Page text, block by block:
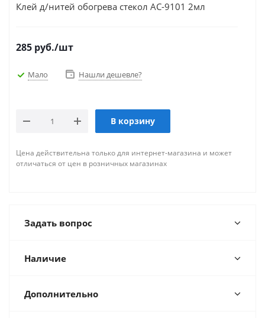
Клей д/нитей обогрева стекол АС-9101 2мл
285 руб./шт
Мало Нашли дешевле?
В корзину
Цена действительна только для интернет-магазина и может
отличаться от цен в розничных магазинах
Задать вопрос
Наличие
Дополнительно